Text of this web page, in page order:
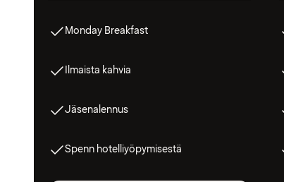
Monday Breakfast
Ilmaista kahvia
Jäsenalennus
Spenn hotelliyöpymisestä